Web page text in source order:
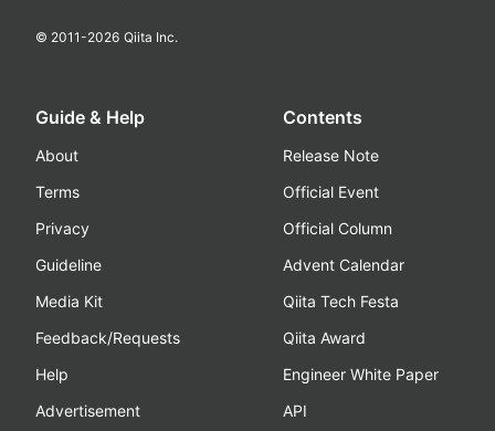
© 2011-2026 Qiita Inc.
Guide & Help
About
Terms
Privacy
Guideline
Media Kit
Feedback/Requests
Help
Advertisement
Contents
Release Note
Official Event
Official Column
Advent Calendar
Qiita Tech Festa
Qiita Award
Engineer White Paper
API